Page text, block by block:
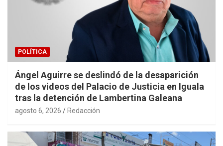
POLÍTICA
Ángel Aguirre se deslindó de la desaparición
de los videos del Palacio de Justicia en Iguala
tras la detención de Lambertina Galeana
agosto 6, 2026 Redacción